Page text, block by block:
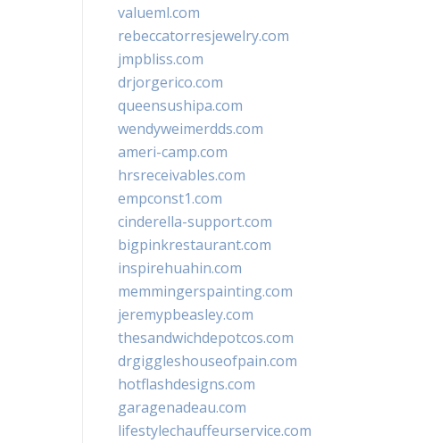
valueml.com
rebeccatorresjewelry.com
jmpbliss.com
drjorgerico.com
queensushipa.com
wendyweimerdds.com
ameri-camp.com
hrsreceivables.com
empconst1.com
cinderella-support.com
bigpinkrestaurant.com
inspirehuahin.com
memmingerspainting.com
jeremypbeasley.com
thesandwichdepotcos.com
drgiggleshouseofpain.com
hotflashdesigns.com
garagenadeau.com
lifestylechauffeurservice.com